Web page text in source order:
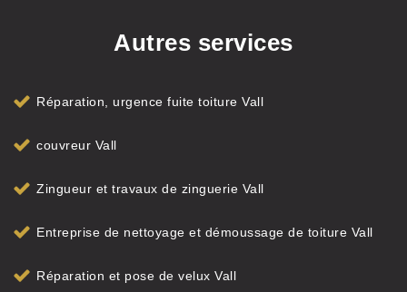
Autres services
Réparation, urgence fuite toiture Vall
couvreur Vall
Zingueur et travaux de zinguerie Vall
Entreprise de nettoyage et démoussage de toiture Vall
Réparation et pose de velux Vall